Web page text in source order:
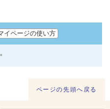
イページの使い方
ページの先頭へ戻る